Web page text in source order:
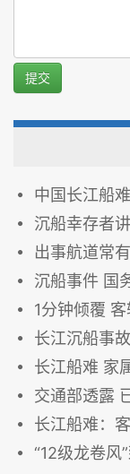
提交
中国长江船
沉船幸存者
出事航道常
沉船事件 国
1分钟倾覆
长江沉船事
长江船难 家
交通部透露
长江船难：
“12级龙卷